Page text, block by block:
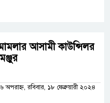
আসামী কাউন্সিলর
রবিবার, ১৮ ফেব্রুয়ারী ২০২৪